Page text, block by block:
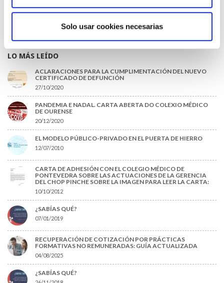
Solo usar cookies necesarias
SOSTENIBILIDAD Y SISTEMA SANITARIO: UN COMPROMISO
DE PAÍS»
22/06/2026
LO MÁS LEÍDO
ACLARACIONES PARA LA CUMPLIMENTACIÓN DEL NUEVO
CERTIFICADO DE DEFUNCIÓN
27/10/2020
PANDEMIA E NADAL. CARTA ABERTA DO COLEXIO MÉDICO
DE OURENSE
20/12/2020
EL MODELO PÚBLICO-PRIVADO EN EL PUERTA DE HIERRO
12/07/2010
CARTA DE ADHESIÓN CON EL COLEGIO MÉDICO DE
PONTEVEDRA SOBRE LAS ACTUACIONES DE LA GERENCIA
DEL CHOP PINCHE SOBRE LA IMAGEN PARA LEER LA CARTA:
10/10/2012
¿SABÍAS QUÉ?
07/01/2019
RECUPERACIÓN DE COTIZACIÓN POR PRÁCTICAS
FORMATIVAS NO REMUNERADAS: GUÍA ACTUALIZADA
04/08/2025
¿SABÍAS QUÉ?